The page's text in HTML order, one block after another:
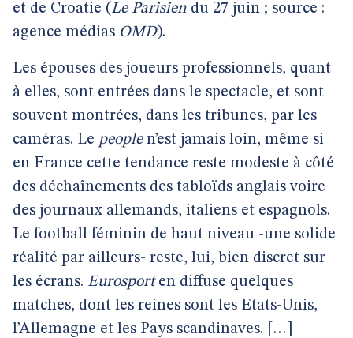
et de Croatie (Le Parisien du 27 juin ; source :
agence médias OMD).
Les épouses des joueurs professionnels, quant
à elles, sont entrées dans le spectacle, et sont
souvent montrées, dans les tribunes, par les
caméras. Le people n’est jamais loin, même si
en France cette tendance reste modeste à côté
des déchaînements des tabloïds anglais voire
des journaux allemands, italiens et espagnols.
Le football féminin de haut niveau -une solide
réalité par ailleurs- reste, lui, bien discret sur
les écrans. Eurosport en diffuse quelques
matches, dont les reines sont les Etats-Unis,
l’Allemagne et les Pays scandinaves.
[…]